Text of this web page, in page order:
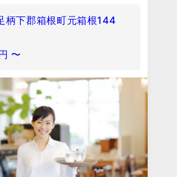
根芦ノ湖
武グループ／月8～9休み
円可／賞与約4カ月分
柄下郡箱根町元箱根144